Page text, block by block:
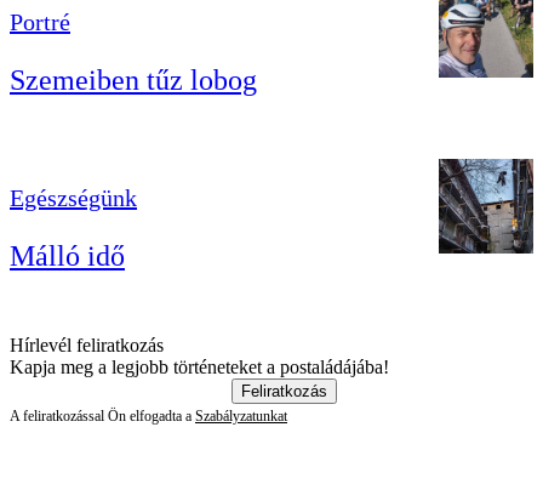
Portré
Szemeiben tűz lobog
Egészségünk
Málló idő
Hírlevél feliratkozás
Kapja meg a legjobb történeteket a postaládájába!
Feliratkozás
A feliratkozással Ön elfogadta a Szabályzatunkat